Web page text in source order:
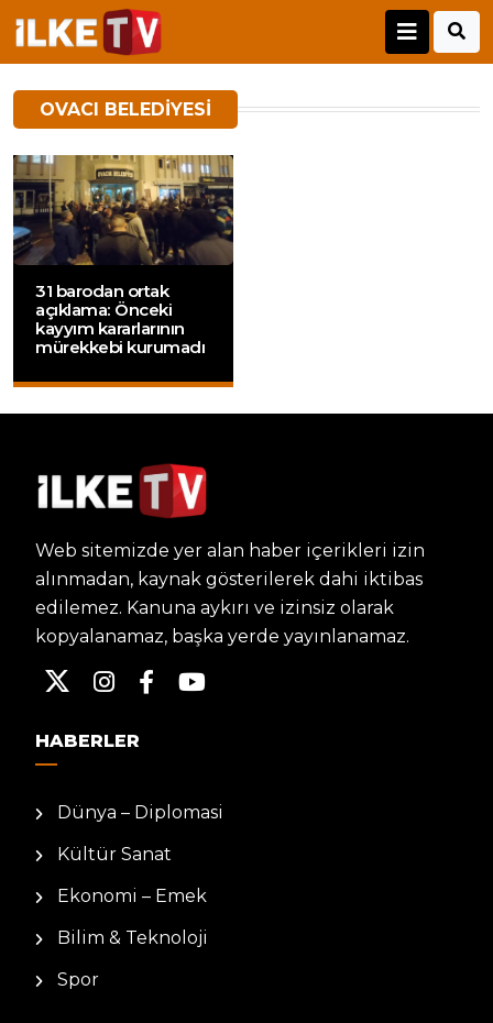
OVACI BELEDIYESI
31 barodan ortak
açıklama: Önceki
kayyım kararlarının
mürekkebi kurumadı
Web sitemizde yer alan haber içerikleri izin
alınmadan, kaynak gösterilerek dahi iktibas
edilemez. Kanuna aykırı ve izinsiz olarak
kopyalanamaz, başka yerde yayınlanamaz.
HABERLER
Dünya – Diplomasi
Kültür Sanat
Ekonomi – Emek
Bilim & Teknoloji
Spor